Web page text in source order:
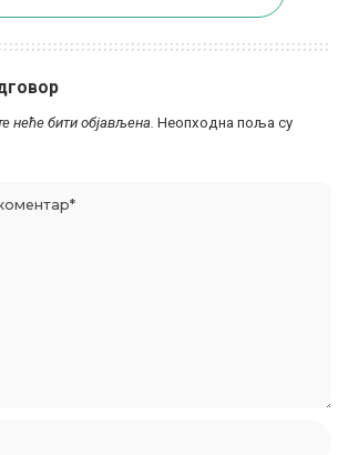
неће бити објављена. Неопходна поља су